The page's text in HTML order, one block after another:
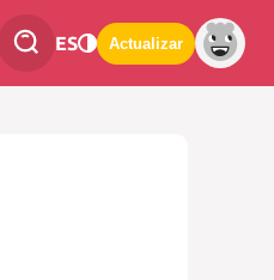
ES Actualizar